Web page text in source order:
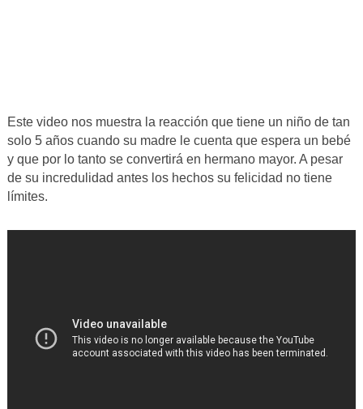
Este video nos muestra la reacción que tiene un niño de tan
solo 5 años cuando su madre le cuenta que espera un bebé
y que por lo tanto se convertirá en hermano mayor. A pesar
de su incredulidad antes los hechos su felicidad no tiene
límites.